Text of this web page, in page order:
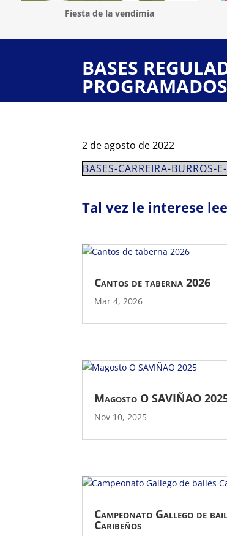
Fiesta de la vendimia
BASES
2 de agosto de 2022
BASES-CARREIRA-BURROS-
Tal vez le interese
Cantos de taberna 2026
Mar 4, 2026
Magosto O SAVIÑAO
Nov 10, 2025
Campeonato Gallego de
Caribeños